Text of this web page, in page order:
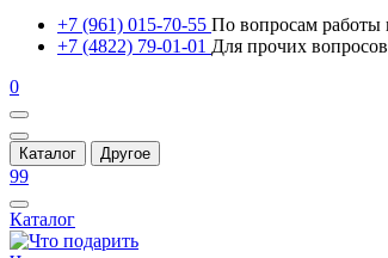
+7 (961) 015-70-55 По вопросам работы
+7 (4822) 79-01-01 Для прочих вопросов
0
Каталог Другое
99
Каталог